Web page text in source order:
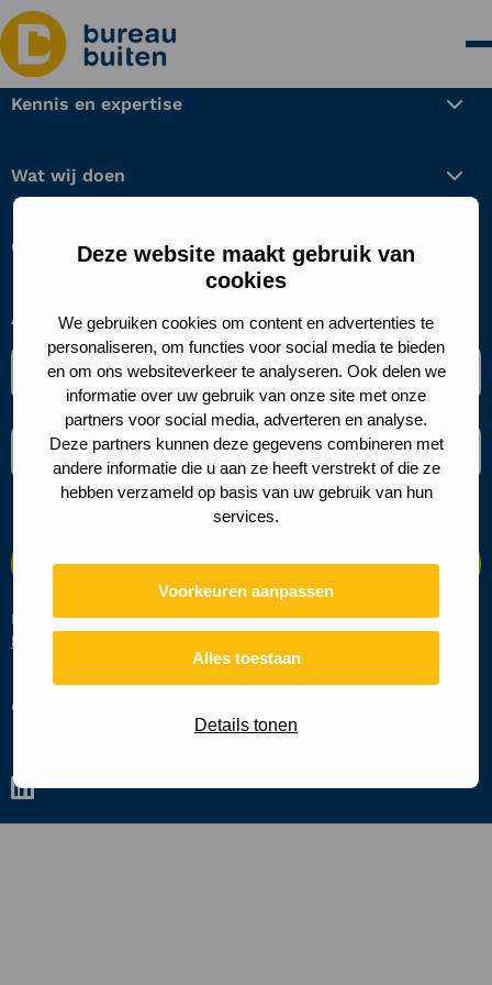
Deze website maakt gebruik van
cookies
We gebruiken cookies om content en advertenties te
personaliseren, om functies voor social media te bieden
en om ons websiteverkeer te analyseren. Ook delen we
informatie over uw gebruik van onze site met onze
partners voor social media, adverteren en analyse.
Deze partners kunnen deze gegevens combineren met
andere informatie die u aan ze heeft verstrekt of die ze
hebben verzameld op basis van uw gebruik van hun
services.
Voorkeuren aanpassen
Alles toestaan
Details tonen
Kennis en expertise
Wat wij doen
Over ons
Aanmelden nieuwsbrief
Naam
E-
mailadres
Deze site wordt beschermd door reCAPTCHA en de GooglePrivacy
Beleid
Cookies
Ga
naar